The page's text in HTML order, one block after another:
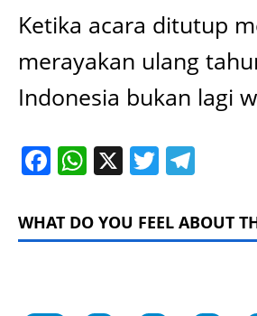
Ketika acara ditutup
merayakan ulang
Indonesia bukan lagi
Facebook
WhatsApp
X Twitter
WHAT DO YOU FEEL ABOUT